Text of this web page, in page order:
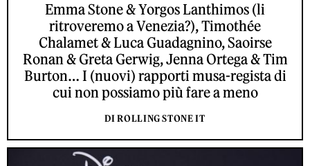
Emma Stone & Yorgos Lanthimos (li
ritroveremo a Venezia?), Timothée
Chalamet & Luca Guadagnino, Saoirse
Ronan & Greta Gerwig, Jenna Ortega & Tim
Burton… I (nuovi) rapporti musa-regista di
cui non possiamo più fare a meno
DI ROLLING STONE IT